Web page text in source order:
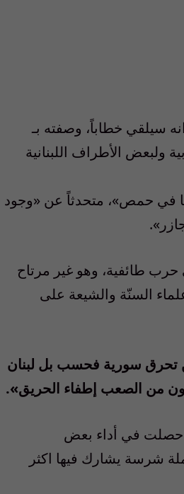
سيلقي خطاباً، وصفته بـ
ولبعض الأطراف اللبنانية
في حمص»، متحدثاً عن «وجود
طائفية، وهو غير مرتاح
السنّة والشيعة على
تحرق سورية فحسب بل لبنان
من الصعب إطفاء الحريق».
حصلت في أداء بعض
شرسة يشارك فيها اكثر